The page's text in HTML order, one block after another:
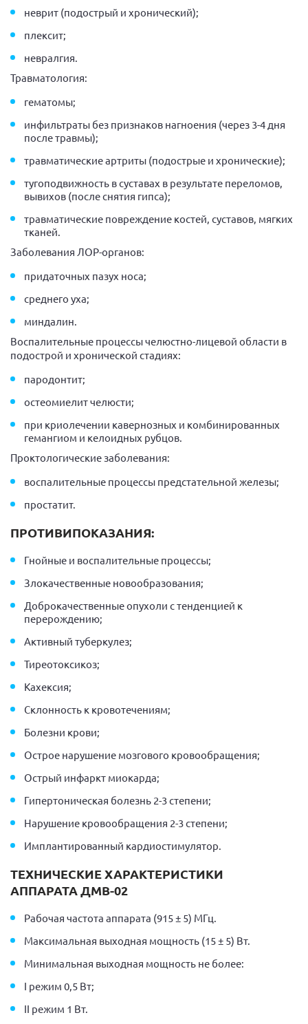
неврит (подострый и хронический);
плексит;
невралгия.
Травматология:
гематомы;
инфильтраты без признаков нагноения (через 3-4 дня
после травмы);
травматические артриты (подострые и хронические);
тугоподвижность в суставах в результате переломов,
вывихов (после снятия гипса);
травматические повреждение костей, суставов, мягких
тканей.
Заболевания ЛОР-органов:
придаточных пазух носа;
среднего уха;
миндалин.
Воспалительные процессы челюстно-лицевой области в
подострой и хронической стадиях:
пародонтит;
остеомиелит челюсти;
при криолечении кавернозных и комбинированных
гемангиом и келоидных рубцов.
Проктологические заболевания:
воспалительные процессы предстательной железы;
простатит.
ПРОТИВИПОКАЗАНИЯ:
Гнойные и воспалительные процессы;
Злокачественные новообразования;
Доброкачественные опухоли с тенденцией к
перерождению;
Активный туберкулез;
Тиреотоксикоз;
Кахексия;
Склонность к кровотечениям;
Болезни крови;
Острое нарушение мозгового кровообращения;
Острый инфаркт миокарда;
Гипертоническая болезнь 2-3 степени;
Нарушение кровообращения 2-3 степени;
Имплантированный кардиостимулятор.
ТЕХНИЧЕСКИЕ ХАРАКТЕРИСТИКИ
АППАРАТА ДМВ-02
Рабочая частота аппарата (915 ± 5) МГц.
Максимальная выходная мощность (15 ± 5) Вт.
Минимальная выходная мощность не более:
I режим 0,5 Вт;
II режим 1 Вт.